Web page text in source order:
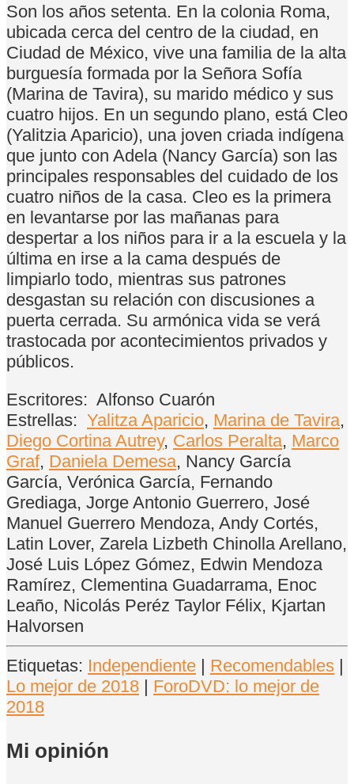
Son los años setenta. En la colonia Roma,
ubicada cerca del centro de la ciudad, en
Ciudad de México, vive una familia de la alta
burguesía formada por la Señora Sofía
(Marina de Tavira), su marido médico y sus
cuatro hijos. En un segundo plano, está Cleo
(Yalitzia Aparicio), una joven criada indígena
que junto con Adela (Nancy García) son las
principales responsables del cuidado de los
cuatro niños de la casa. Cleo es la primera
en levantarse por las mañanas para
despertar a los niños para ir a la escuela y la
última en irse a la cama después de
limpiarlo todo, mientras sus patrones
desgastan su relación con discusiones a
puerta cerrada. Su armónica vida se verá
trastocada por acontecimientos privados y
públicos.
Escritores: Alfonso Cuarón
Estrellas: Yalitza Aparicio, Marina de Tavira,
Diego Cortina Autrey, Carlos Peralta, Marco
Graf, Daniela Demesa, Nancy García
García, Verónica García, Fernando
Grediaga, Jorge Antonio Guerrero, José
Manuel Guerrero Mendoza, Andy Cortés,
Latin Lover, Zarela Lizbeth Chinolla Arellano,
José Luis López Gómez, Edwin Mendoza
Ramírez, Clementina Guadarrama, Enoc
Leaño, Nicolás Peréz Taylor Félix, Kjartan
Halvorsen
Etiquetas: Independiente Recomendables
Lo mejor de 2018
ForoDVD: lo mejor de
2018
Mi opinión